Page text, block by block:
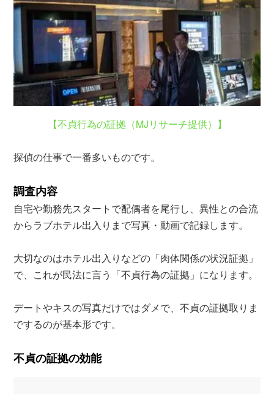
【不貞行為の証拠（MJリサーチ提供）】
探偵の仕事で一番多いものです。
調査内容
自宅や勤務先スタートで配偶者を尾行し、異性との合流
からラブホテル出入りまで写真・動画で記録します。
大切なのはホテル出入りなどの「肉体関係の状況証拠」
で、これが民法に言う「不貞行為の証拠」になります。
デートやキスの写真だけではダメで、不貞の証拠取りま
でするのが基本形です。
不貞の証拠の効能